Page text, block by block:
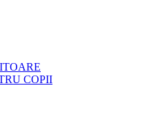
COPII